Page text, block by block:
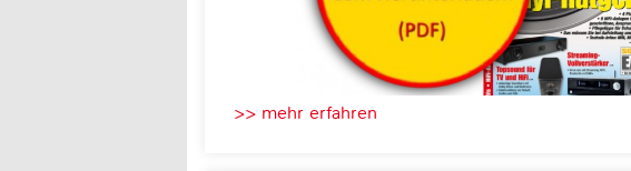
>> mehr erfahren